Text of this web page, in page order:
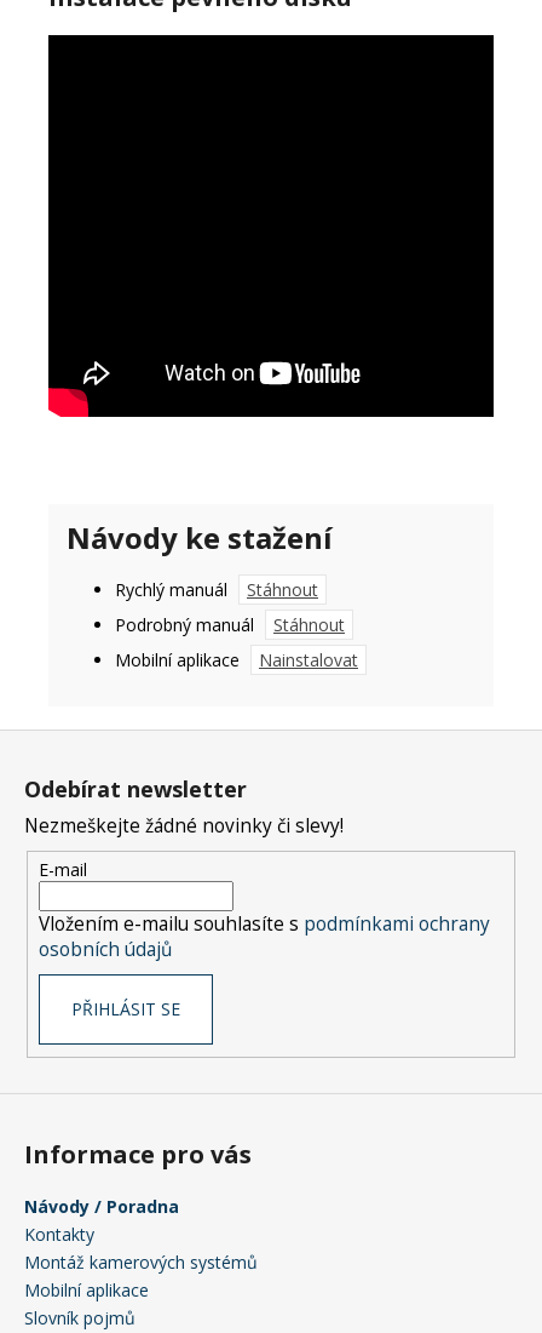
Návody ke stažení
Rychlý manuál
Stáhnout
Podrobný manuál
Stáhnout
Mobilní aplikace
Nainstalovat
Z
Odebírat newsletter
Nezmeškejte žádné novinky či slevy!
E-mail
Vložením e-mailu souhlasíte s podmínkami ochrany
osobních údajů
PŘIHLÁSIT SE
Informace pro vás
Návody / Poradna
Kontakty
Montáž kamerových systémů
Mobilní aplikace
Slovník pojmů